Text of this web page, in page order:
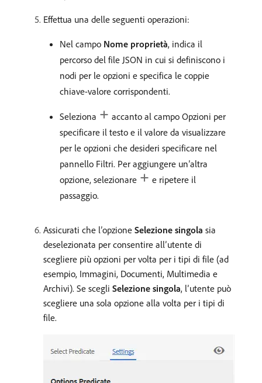
Effettua una delle seguenti operazioni:
Nel campo Nome proprietà, indica il
percorso del file JSON in cui si definiscono i
nodi per le opzioni e specifica le coppie
chiave-valore corrispondenti.
Seleziona
accanto al campo Opzioni per
specificare il testo e il valore da visualizzare
per le opzioni che desideri specificare nel
pannello Filtri. Per aggiungere un’altra
opzione, selezionare
e ripetere il
passaggio.
Assicurati che l’opzione Selezione singola sia
deselezionata per consentire all’utente di
scegliere più opzioni per volta per i tipi di file (ad
esempio, Immagini, Documenti, Multimedia e
Archivi). Se scegli Selezione singola, l’utente può
scegliere una sola opzione alla volta per i tipi di
file.